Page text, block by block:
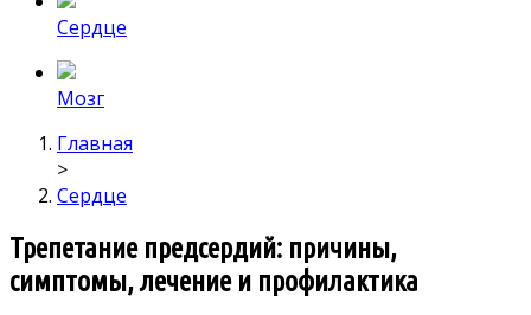
Сердце
Мозг
Главная
>
Сердце
Трепетание предсердий: причины,
симптомы, лечение и профилактика